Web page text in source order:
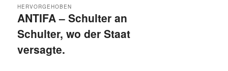
ANTIFA – Schulter an
Schulter, wo der Staat
versagte.
HERVORGEHOBEN